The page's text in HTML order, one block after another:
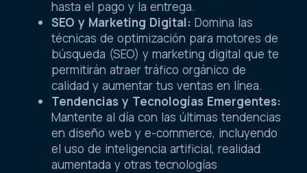
hasta el pago y la entrega.
SEO y Marketing Digital: Domina las
técnicas de optimización para motores de
búsqueda (SEO) y marketing digital que te
permitirán atraer tráfico orgánico de
calidad y aumentar tus ventas en línea.
Tendencias y Tecnologías Emergentes:
Mantente al día con las últimas tendencias
en diseño web y e-commerce, incluyendo
el uso de inteligencia artificial, realidad
aumentada y otras tecnologías